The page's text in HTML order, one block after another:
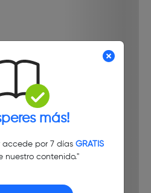
más!
por 7 días GRATIS
nuestro contenido."